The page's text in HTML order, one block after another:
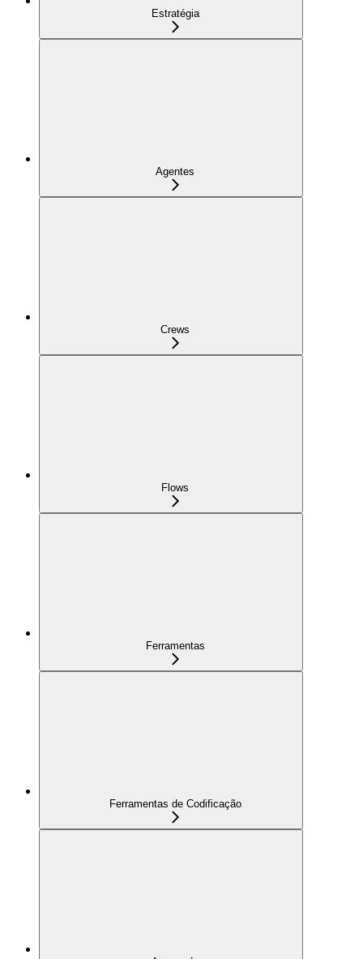
Estratégia
Agentes
Crews
Flows
Ferramentas
Ferramentas de Codificação